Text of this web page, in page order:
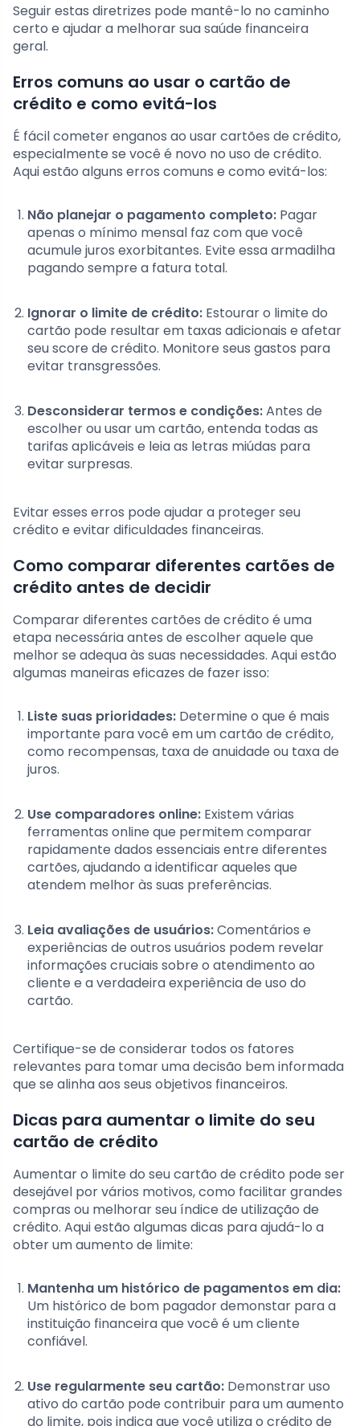
Seguir estas diretrizes pode mantê-lo no caminho
certo e ajudar a melhorar sua saúde financeira
geral.
Erros comuns ao usar o cartão de
crédito e como evitá-los
É fácil cometer enganos ao usar cartões de crédito,
especialmente se você é novo no uso de crédito.
Aqui estão alguns erros comuns e como evitá-los:
Não planejar o pagamento completo: Pagar
apenas o mínimo mensal faz com que você
acumule juros exorbitantes. Evite essa armadilha
pagando sempre a fatura total.
Ignorar o limite de crédito: Estourar o limite do
cartão pode resultar em taxas adicionais e afetar
seu score de crédito. Monitore seus gastos para
evitar transgressões.
Desconsiderar termos e condições:Antes de
escolher ou usar um cartão, entenda todas as
tarifas aplicáveis e leia as letras miúdas para
evitar surpresas.
Evitar esses erros pode ajudar a proteger seu
crédito e evitar dificuldades financeiras.
Como comparar diferentes cartões de
crédito antes de decidir
Comparar diferentes cartões de crédito é uma
etapa necessária antes de escolher aquele que
melhor se adequa às suas necessidades. Aqui estão
algumas maneiras eficazes de fazer isso:
Liste suas prioridades: Determine o que é mais
importante para você em um cartão de crédito,
como recompensas, taxa de anuidade ou taxa de
juros.
Use comparadores online: Existem várias
ferramentas online que permitem comparar
rapidamente dados essenciais entre diferentes
cartões, ajudando a identificar aqueles que
atendem melhor às suas preferências.
Leia avaliações de usuários:Comentários e
experiências de outros usuários podem revelar
informações cruciais sobre o atendimento ao
cliente e a verdadeira experiência de uso do
cartão.
Certifique-se de considerar todos os fatores
relevantes para tomar uma decisão bem informada
que se alinha aos seus objetivos financeiros.
Dicas para aumentar o limite do seu
cartão de crédito
Aumentar o limite do seu cartão de crédito pode ser
desejável por vários motivos, como facilitar grandes
compras ou melhorar seu índice de utilização de
crédito. Aqui estão algumas dicas para ajudá-lo a
obter um aumento de limite:
Mantenha um histórico de pagamentos em dia:
Um histórico de bom pagador demonstar para a
instituição financeira que você é um cliente
confiável.
Use regularmente seu cartão: Demonstrar uso
ativo do cartão pode contribuir para um aumento
do limite, pois indica que você utiliza o crédito de